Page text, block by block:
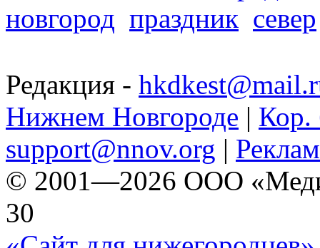
новгород праздник север
Редакция -
Нижнем Новгороде | Кор.
support@nnov.org |
© 2001—2026 ООО
30